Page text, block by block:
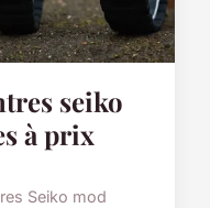
seiko
à prix
Seiko mod